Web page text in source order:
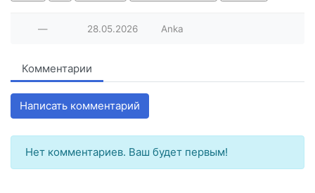
— 28.05.2026 Anka
Комментарии
Написать комментарий
Нет комментариев. Ваш будет первым!